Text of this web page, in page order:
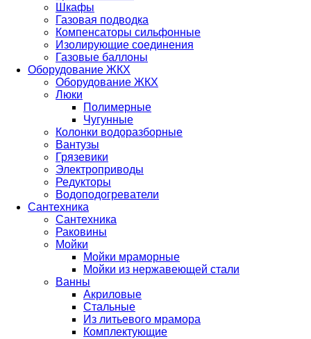
Шкафы
Газовая подводка
Компенсаторы сильфонные
Изолирующие соединения
Газовые баллоны
Оборудование ЖКХ
Оборудование ЖКХ
Люки
Полимерные
Чугунные
Колонки водоразборные
Вантузы
Грязевики
Электроприводы
Редукторы
Водоподогреватели
Сантехника
Сантехника
Раковины
Мойки
Мойки мраморные
Мойки из нержавеющей стали
Ванны
Акриловые
Стальные
Из литьевого мрамора
Комплектующие